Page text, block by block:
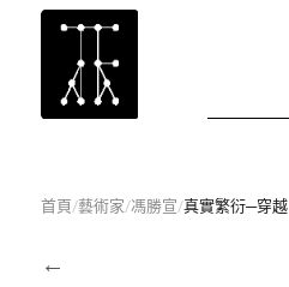
首頁/藝術家/馮勝宣/真實繁衍─穿越
←